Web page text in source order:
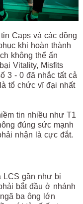
Caps và các đồng
khi hoàn thành
không thể ấn
Vitality, Misfits
3 - 0 đã nhắc tất cả
tổ chức vĩ đại nhất
tin nhiều như T1
đúng sức mạnh
nhận là cực đắt.
LCS gần như bị
bắt đầu ở nhánh
ba ông lớn